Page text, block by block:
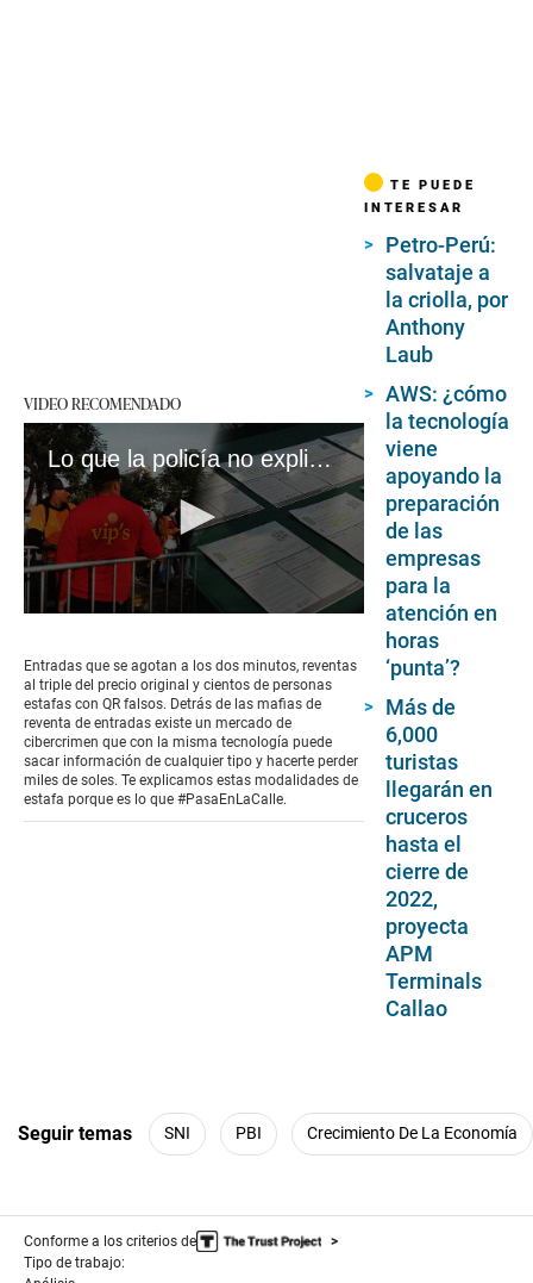
VIDEO RECOMENDADO
Lo que la policía no explica sobre la reventa de entradas #Pasa en la calle #VideosEC
of
12
minutes,
39
seconds
Entradas que se agotan a los dos minutos, reventas
al triple del precio original y cientos de personas
estafas con QR falsos. Detrás de las mafias de
reventa de entradas existe un mercado de
cibercrimen que con la misma tecnología puede
sacar información de cualquier tipo y hacerte perder
miles de soles. Te explicamos estas modalidades de
estafa porque es lo que #PasaEnLaCalle.
TE PUEDE
INTERESAR
Petro-Perú:
salvataje a
la criolla, por
Anthony
Laub
AWS: ¿cómo
la tecnología
viene
apoyando la
preparación
de las
empresas
para la
atención en
horas
‘punta’?
Más de
6,000
turistas
llegarán en
cruceros
hasta el
cierre de
2022,
proyecta
APM
Terminals
Callao
Seguir temas SNI PBI Crecimiento De La Economía
Conforme a los criterios de
Tipo de trabajo: